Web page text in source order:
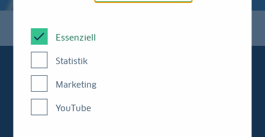
Immer aktuell
Essenziell
Statistik
Marketing
YouTube